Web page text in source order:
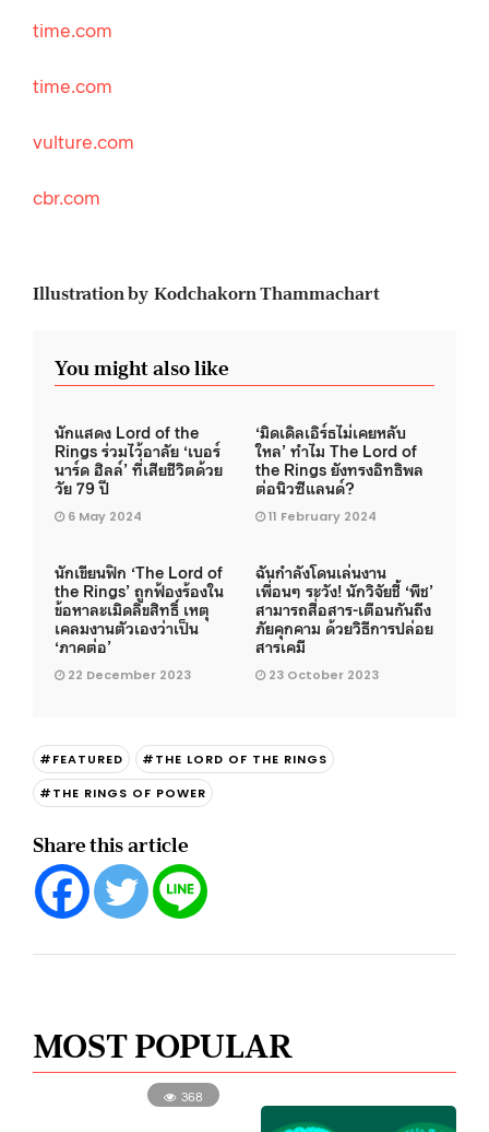
time.com
time.com
vulture.com
cbr.com
Illustration by Kodchakorn Thammachart
You might also like
นักแสดง Lord of the
Rings ร่วมไว้อาลัย ‘เบอร์
นาร์ด ฮิลล์’ ที่เสียชีวิตด้วย
วัย 79 ปี
6 May 2024
‘มิดเดิลเอิร์ธไม่เคยหลับ
ใหล’ ทำไม The Lord of
the Rings ยังทรงอิทธิพล
ต่อนิวซีแลนด์?
11 February 2024
นักเขียนฟิก ‘The Lord of
the Rings’ ถูกฟ้องร้องใน
ข้อหาละเมิดลิขสิทธิ์ เหตุ
เคลมงานตัวเองว่าเป็น
‘ภาคต่อ’
22 December 2023
ฉันกำลังโดนเล่นงาน
เพื่อนๆ ระวัง! นักวิจัยชี้ ‘พืช’
สามารถสื่อสาร-เตือนกันถึง
ภัยคุกคาม ด้วยวิธีการปล่อย
สารเคมี
23 October 2023
#FEATURED
#THE LORD OF THE RINGS
#THE RINGS OF POWER
Share this article
MOST POPULAR
368